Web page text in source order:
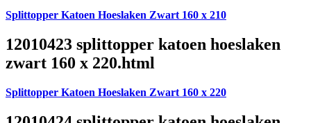
Splittopper Katoen Hoeslaken Zwart 160 x 210
12010423 splittopper katoen hoeslaken
zwart 160 x 220.html
Splittopper Katoen Hoeslaken Zwart 160 x 220